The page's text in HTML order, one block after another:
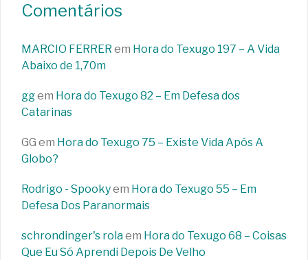
Comentários
MARCIO FERRER em Hora do Texugo 197 – A Vida
Abaixo de 1,70m
ggem Hora do Texugo 82 – Em Defesa dos
Catarinas
GG em Hora do Texugo 75 – Existe Vida Após A
Globo?
Rodrigo - Spookyem Hora do Texugo 55 – Em
Defesa Dos Paranormais
schrondinger's rolaem Hora do Texugo 68 – Coisas
Que Eu Só Aprendi Depois De Velho